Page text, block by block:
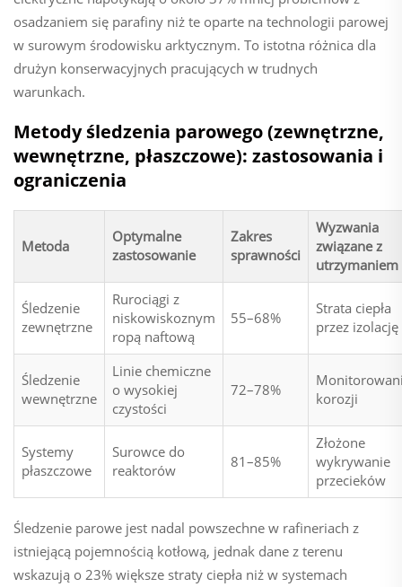
osadzaniem się parafiny niż te oparte na technologii parowej
w surowym środowisku arktycznym. To istotna różnica dla
drużyn konserwacyjnych pracujących w trudnych
warunkach.
Metody śledzenia parowego (zewnętrzne,
wewnętrzne, płaszczowe): zastosowania i
ograniczenia
Metoda
Optymalne
zastosowanie
Zakres
sprawności
Wyzwania
związane z
utrzymaniem
Śledzenie
zewnętrzne
Rurociągi z
niskowiskoznym
ropą naftową
55–68%
Strata ciepła
przez izolację
Śledzenie
wewnętrzne
Linie chemiczne
o wysokiej
czystości
72–78%
korozji
Systemy
płaszczowe
Surowce do
reaktorów
81–85%
Złożone
wykrywanie
przecieków
Śledzenie parowe jest nadal powszechne w rafineriach z
istniejącą pojemnością kotłową, jednak dane z terenu
wskazują o 23% większe straty ciepła niż w systemach